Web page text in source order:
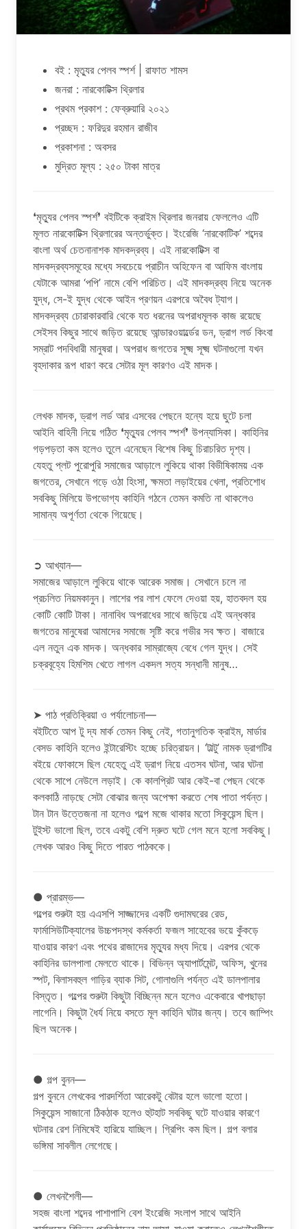
বই : মৃত্যুর পেলব স্পর্শ | রাফাত শামস
জনরা : নারকোটিক্স থ্রিলার
প্রথম প্রকাশ : ফেব্রুয়ারি ২০২১
প্রচ্ছদ : ফরিদুর রহমান রাজীব
প্রকাশনা : অবসর
মুদ্রিত মূল্য : ২৫০ টাকা মাত্র
❛মৃত্যুর পেলব স্পর্শ❜ বইটিকে ক্রাইম থ্রিলার জনরায় ফেললেও এটি
মূলত নারকোটিক্স থ্রিলারের অন্তর্ভুক্ত। ইংরেজি ‘নারকোটিক’ শব্দের
বাংলা অর্থ চেতনানাশক মাদকদ্রব্য। এই নারকোটিক্স বা
মাদকদ্রব্যসমূহের মধ্যে সবচেয়ে প্রাচীন অহিফেন বা আফিম বাংলায়
যেটাকে আমরা ‘পপি’ নামে বেশি পরিচিত। এই মাদকদ্রব্য নিয়ে অনেক
যুদ্ধ, সে-ই যুদ্ধ থেকে আইন প্রণয়ন এরপরে অবৈধ ট্যাগ।
মাদকদ্রব্য চোরাকারবারি থেকে যত ধরনের অপরাধমূলক কাজ রয়েছে
সেইসব কিছুর সাথে জড়িত রয়েছে আন্ডারওয়ার্ল্ডের ডন, ড্রাগ লর্ড কিংবা
সম্রাট পদবিধারী মানুষরা। অপরাধ জগতের সূক্ষ্ম সূক্ষ্ম ঘটনাগুলো যখন
বৃহদাকার রূপ ধারণ করে সেটার মূল কারণও এই মাদক।
লেখক মাদক, ড্রাগ লর্ড আর এসবের পেছনে হন্যে হয়ে ছুটে চলা
আইনি বাহিনী নিয়ে গঠিত ❛মৃত্যুর পেলব স্পর্শ❜ উপন্যাসিকা। কাহিনির
গড়পড়তা কম হলেও তুলে এনেছেন বিশেষ কিছু চিরাচরিত দৃশ্য।
যেহতু প্লট পুরোপুরি সমাজের আড়ালে লুকিয়ে থাকা বিভীষিকাময় এক
জগতের, সেখানে গড়ে ওঠা হিংসা, ক্ষমতা লড়াইয়ের খেলা, প্রতিশোধ
সবকিছু মিলিয়ে উপভোগ্য কাহিনি গঠনে তেমন কমতি না থাকলেও
সামান্য অপূর্ণতা থেকে গিয়েছে।
➲ আখ্যান—
সমাজের আড়ালে লুকিয়ে থাকে আরেক সমাজ। সেখানে চলে না
প্রচলিত নিয়মকানুন। লাশের পর লাশ ফেলে দেওয়া হয়, হাতবদল হয়
কোটি কোটি টাকা। নানাবিধ অপরাধের সাথে জড়িয়ে এই অন্ধকার
জগতের মানুষেরা আমাদের সমাজে সৃষ্টি করে গভীর সব ক্ষত। বাজারে
এল নতুন এক মাদক। অন্ধকার সাম্রাজ্যে বেধে গেল যুদ্ধ। সেই
চক্রবূহ্যে হিমশিম খেতে লাগল একদল সত্য সন্ধানী মানুষ…
➤ পাঠ প্রতিক্রিয়া ও পর্যালোচনা—
বইটিতে আপ টু দ্য মার্ক তেমন কিছু নেই, গতানুগতিক ক্রাইম, মার্ডার
বেসড কাহিনি হলেও ইন্টারেস্টিং হচ্ছে চরিত্রায়ন। ‘টাল্টু’ নামক ড্রাগটির
বইয়ে ফোকাসে ছিল যেহেতু এই ড্রাগ নিয়ে এতসব ঘটনা, আর ঘটনা
থেকে সাপে নেউলে লড়াই। কে কালপ্রিট আর কেই-বা পেছন থেকে
কলকাঠি নাড়ছে সেটা বোঝার জন্য অপেক্ষা করতে শেষ পাতা পর্যন্ত।
টান টান উত্তেজনা না হলেও গল্পে মজে থাকার মতো সিকুয়েন্স ছিল।
টুইস্ট ভালো ছিল, তবে একটু বেশি দ্রুত ঘটে গেল মনে হলো সবকিছু।
লেখক আরও কিছু দিতে পারত পাঠককে।
● প্রারম্ভ—
গল্পের শুরুটা হয় এএসপি সাজ্জাদের একটি গুদামঘরের রেড,
ফার্মাসিউটিক্যালের উচ্চপদস্থ কর্মকর্তা ফজল সাহেবের ভয়ে কুঁকড়ে
যাওয়ার কারণ এবং পথের রাজাদের মৃত্যুর মধ্য দিয়ে। এরপর থেকে
কাহিনির ডালপালা মেলতে থাকে। বিভিন্ন অ্যাপার্টমেন্ট, অফিস, খুনের
স্পট, বিলাসবহুল গাড়ির ব্যাক সিট, গোলাগুলি পর্যন্ত এই ডালপালার
বিস্তৃত। গল্পের শুরুটা কিছুটা বিচ্ছিন্ন মনে হলেও একেবারে খাপছাড়া
লাগেনি। কিছুটা ধৈর্য নিয়ে বসতে মূল কাহিনি ঘটার জন্য। তবে জাম্পিং
ছিল অনেক।
● গল্প বুনন—
গল্প বুননে লেখকের পারদর্শিতা আরেকটু বেটার হলে ভালো হতো।
সিকুয়েন্স সাজানো ঠিকঠাক হলেও হুটহাট সবকিছু ঘটে যাওয়ার কারণে
ঘটনার রেশ নিমিষেই হারিয়ে যাচ্ছিল। গ্রিপিং কম ছিল। গল্প বলার
ভঙ্গিমা সাবলীল লেগেছে।
● লেখনশৈলী—
সহজ বাংলা শব্দের পাশাপাশি বেশ ইংরেজি সংলাপ সাথে আইনি